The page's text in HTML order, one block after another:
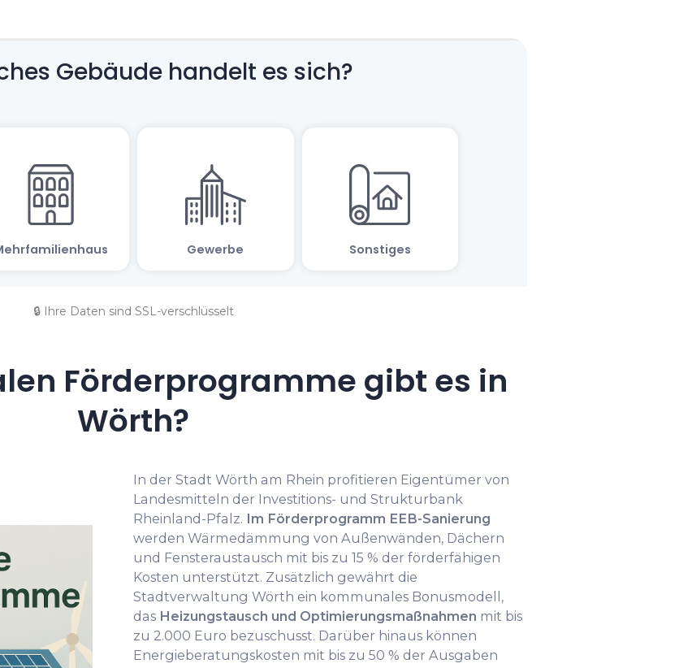
🔒 Ihre Daten sind SSL-verschlüsselt
Förderprogramme gibt es in
Wörth?
In der Stadt Wörth am Rhein profitieren Eigentümer von
Landesmitteln der Investitions- und Strukturbank
Rheinland-Pfalz. Im Förderprogramm EEB-Sanierung
werden Wärmedämmung von Außenwänden, Dächern
und Fensteraustausch mit bis zu 15 % der förderfähigen
Kosten unterstützt. Zusätzlich gewährt die
Stadtverwaltung Wörth ein kommunales Bonusmodell,
das Heizungstausch und Optimierungsmaßnahmen mit bis
zu 2.000 Euro bezuschusst. Darüber hinaus können
Energieberatungskosten mit bis zu 50 % der Ausgaben